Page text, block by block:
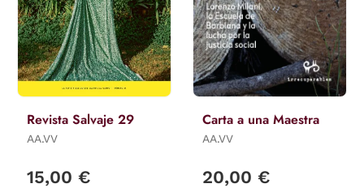
Revista Salvaje 29
AA.VV
15,00 €
Carta a una Maestra
AA.VV
20,00 €